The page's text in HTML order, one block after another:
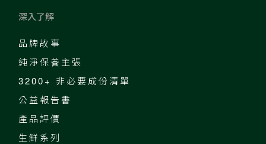
深入了解
品牌故事
純淨保養主張
3200+ 非必要成份清單
公益報告書
產品評價
生鮮系列